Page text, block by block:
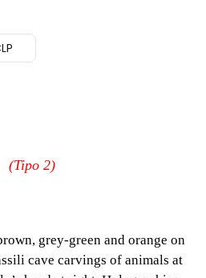
(Tipo 2)
grey-green and orange on
cave carvings of animals at